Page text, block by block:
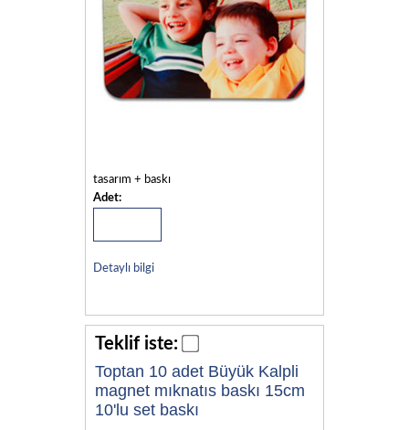
tasarım + baskı
Adet:
Detaylı bilgi
Teklif iste:
Toptan 10 adet Büyük Kalpli
magnet mıknatıs baskı 15cm
10'lu set baskı